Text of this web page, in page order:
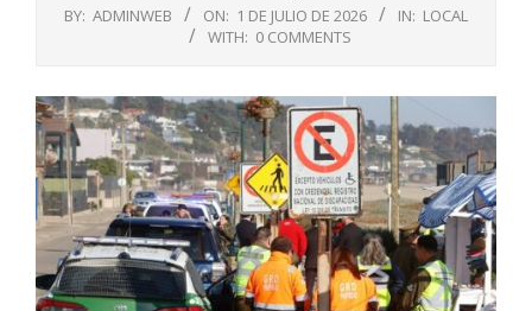
BY: ADMINWEB ON: 1 DE JULIO DE 2026 IN: LOCAL
WITH: 0 COMMENTS